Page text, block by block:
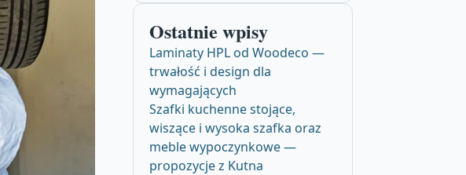
Ostatnie wpisy
Laminaty HPL od Woodeco —
trwałość i design dla
wymagających
Szafki kuchenne stojące,
wiszące i wysoka szafka oraz
meble wypoczynkowe —
propozycje z Kutna